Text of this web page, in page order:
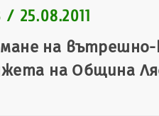
/ 25.08.2011
на вътрешно-
на Община